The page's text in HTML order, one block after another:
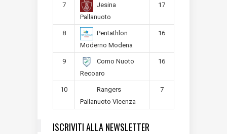
7
Jesina
Pallanuoto
17
8
Pentathlon
Moderno Modena
16
9
Como Nuoto
Recoaro
16
10
Rangers
Pallanuoto Vicenza
7
ISCRIVITI ALLA NEWSLETTER